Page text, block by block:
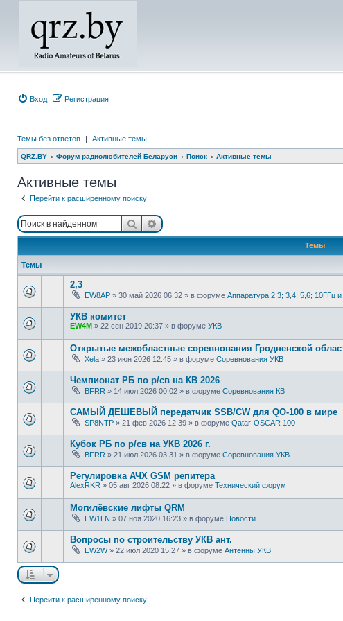
Вход Регистрация
Темы без ответов | Активные темы
QRZ.BY Форум радиолюбителей Беларуси Поиск Активные темы
Активные темы
Перейти к расширенному поиску
ПоискРасширенный поиск
Темы
Темы
2,3
EW8AP » 30 май 2026 06:32 » в форуме Аппаратура 2,3; 3,4; 5,6; 10ГГц
УКВ комитет
EW4M » 22 сен 2019 20:37 » в форуме УКВ
Открытые межобластные соревнования Гродненской
Xela » 23 июн 2026 12:45 » в форуме Соревнования УКВ
Чемпионат РБ по р/св на КВ 2026
BFRR » 14 июл 2026 00:02 » в форуме Соревнования КВ
САМЫЙ ДЕШЕВЫЙ передатчик SSB/CW для QO-100 в мире
SP8NTP » 21 фев 2026 12:39 » в форуме Qatar-OSCAR 100
Кубок РБ по р/св на УКВ 2026 г.
BFRR » 21 июл 2026 03:31 » в форуме Соревнования УКВ
Регулировка АЧХ GSM репитера
AlexRKR » 05 авг 2026 08:22 » в форуме Технический форум
Могилёвские лифты QRM
EW1LN » 07 ноя 2020 16:23 » в форуме Новости
Вопросы по строительству УКВ ант.
EW2W» 22 июл 2020 15:27 » в форуме Антенны УКВ
Перейти к расширенному поиску